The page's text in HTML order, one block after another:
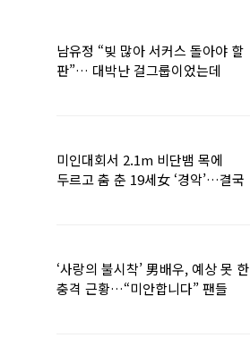
남유정 “빚 많아 서커스 돌아야 할
판”… 대박난 걸그룹이었는데
미인대회서 2.1m 비단뱀 목에
두르고 춤 춘 19세女 ‘경악’…결국
‘사랑의 불시착’ 男배우, 예상 못 한
충격 근황…“미안합니다” 팬들